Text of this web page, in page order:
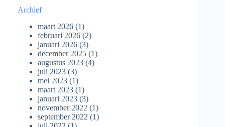
Archief
maart 2026 (1)
februari 2026 (2)
januari 2026 (3)
december 2025 (1)
augustus 2023 (4)
juli 2023 (3)
mei 2023 (1)
maart 2023 (1)
januari 2023 (3)
november 2022 (1)
september 2022 (1)